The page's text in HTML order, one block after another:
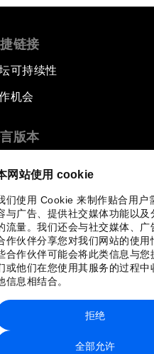
网站使用 cookie
们使用 Cookie 来制作贴合用户
与广告、提供社交媒体功能以及
流量。我们还会与社交媒体、广
作伙伴分享您对我们网站的使用
合作伙伴可能会将此类信息与您
或他们在您使用其服务的过程中
信息相结合。
全部允许
拒绝
链接
可持续性
机会
版本